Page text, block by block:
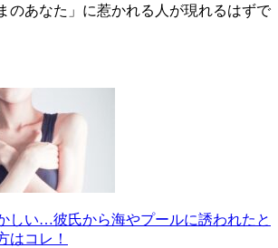
のあなた」に惹かれる人が現れるはずで
しい…彼氏から海やプールに誘われたと
はコレ！